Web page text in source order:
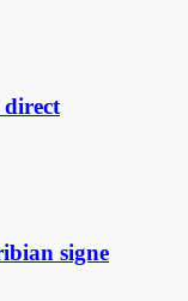
direct
signe